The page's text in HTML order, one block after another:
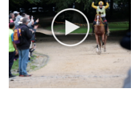
un
podium
pour
Elisabeth
Hardy!